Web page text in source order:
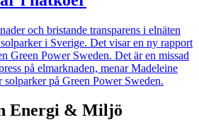
och bristande transparens i elnäten
i Sverige. Det visar en ny rapport
Green Power Sweden. Det är en missad
på elmarknaden, menar Madeleine
solparker på Green Power Sweden.
Energi & Miljö